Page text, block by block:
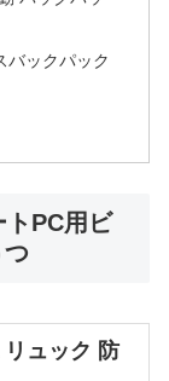
バックパック
トPC用ビ
ュック 防